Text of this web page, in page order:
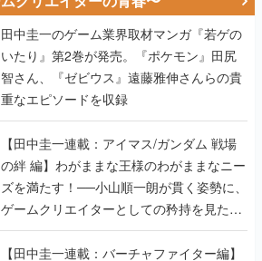
智さん、『ゼビウス』遠藤雅伸さんらの貴
重なエピソードを収録
【田中圭一連載：アイマス/ガンダム 戦場
の絆 編】わがままな王様のわがままなニー
ズを満たす！──小山順一朗が貫く姿勢に、
ゲームクリエイターとしての矜持を見た
【若ゲのいたり最終回】
【田中圭一連載：バーチャファイター編】
「新しい3D表現のために、軍事技術を採り
入れたい」世界情勢を味方につけて、ゲー
ムに革命をもたらした鈴木 裕の功績【若ゲ